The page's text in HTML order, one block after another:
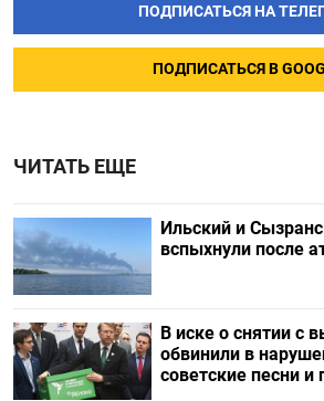
ПОДПИСАТЬСЯ НА
ПОДПИСАТЬСЯ В
ЧИТАТЬ ЕЩЕ
Ильский и
вспыхнули после
В иске о снятии с
обвинили в
советские песни